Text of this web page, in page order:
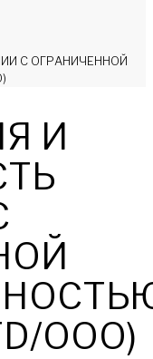
С ОГРАНИЧЕННОЙ
И
ООО)